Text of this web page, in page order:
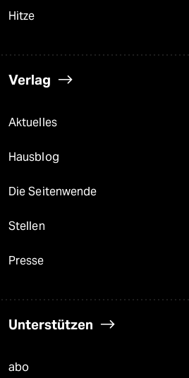
Hitze
Verlag
Aktuelles
Hausblog
Die Seitenwende
Stellen
Presse
Unterstützen
abo